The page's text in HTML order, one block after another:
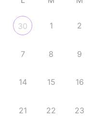
30 1 2
7 8 9
14 15 16
21 22 23